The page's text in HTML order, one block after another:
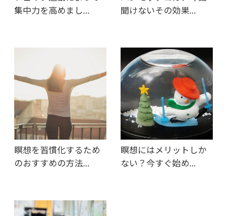
集中力を高めまし…
聞けないその効果…
瞑想を習慣化するため
のおすすめの方法…
瞑想にはメリットしか
ない？今すぐ始め…